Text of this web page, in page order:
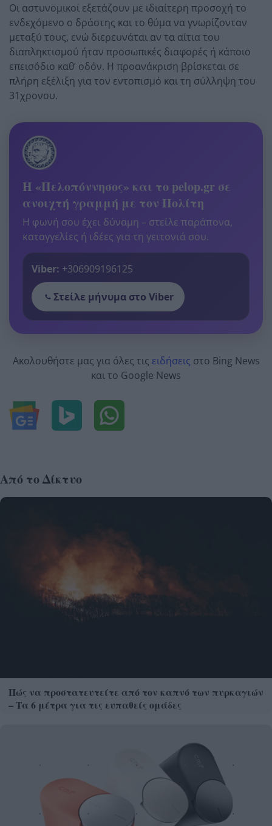
Οι αστυνομικοί εξετάζουν με ιδιαίτερη προσοχή το
ενδεχόμενο ο δράστης και το θύμα να γνωρίζονταν
μεταξύ τους, ενώ διερευνάται αν τα αίτια του
διαπληκτισμού ήταν προσωπικές διαφορές ή κάποιο
επεισόδιο καθ’ οδόν. Η προανάκριση βρίσκεται σε
πλήρη εξέλιξη για τον εντοπισμό και τη σύλληψη του
31χρονου.
Η «Πελοπόννησος» και το pelop.gr σε
ανοιχτή γραμμή με τον Πολίτη
Η φωνή σου έχει δύναμη – στείλε παράπονα,
καταγγελίες ή ιδέες για τη γειτονιά σου.
Viber: +306909196125
Στείλε μήνυμα στο Viber
Ακολουθήστε μας για όλες τις ειδήσεις στο Bing News
και το Google News
Από το Δίκτυο
Πώς να προστατευτείτε από τον καπνό των πυρκαγιών
– Τα 6 μέτρα για τις ευπαθείς ομάδες